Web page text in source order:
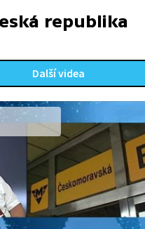
republika
Další videa